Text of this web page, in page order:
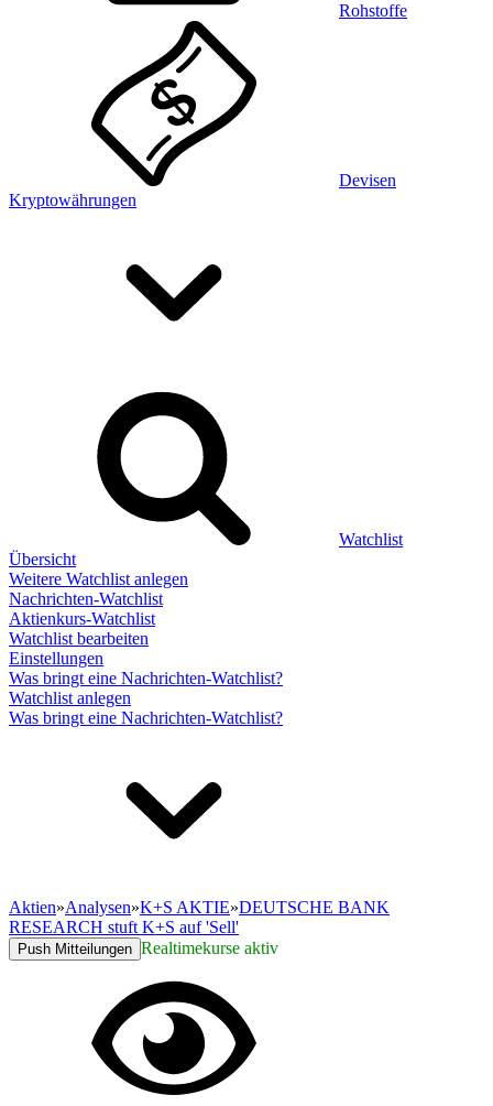
Rohstoffe
Devisen
Kryptowährungen
Watchlist
Übersicht
Weitere Watchlist anlegen
Nachrichten-Watchlist
Aktienkurs-Watchlist
Watchlist bearbeiten
Einstellungen
Was bringt eine Nachrichten-Watchlist?
Watchlist anlegen
Was bringt eine Nachrichten-Watchlist?
Aktien»Analysen»K+S AKTIE»DEUTSCHE BANK
RESEARCH stuft K+S auf 'Sell'
Push Mitteilungen Realtimekurse aktiv